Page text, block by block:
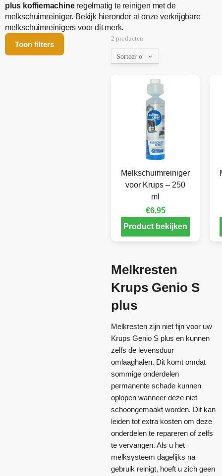
plus koffiemachineregelmatig te reinigen met de
melkschuimreiniger. Bekijk hieronder al onze verkrijgbare
melkschuimreinigers voor dit merk.
Toon filters
2 producten
Melkschuimreiniger
voor Krups – 250
ml
€6,95
Product bekijken
Melkresten
Krups Genio S
plus
Melkresten zijn niet fijn voor uw
Krups Genio S plus en kunnen
zelfs de levensduur
omlaaghalen. Dit komt omdat
sommige onderdelen
permanente schade kunnen
oplopen wanneer deze niet
schoongemaakt worden. Dit kan
leiden tot extra kosten om deze
onderdelen te repareren of zelfs
te vervangen. Als u het
melksysteem dagelijks na
gebruik reinigt, hoeft u zich geen